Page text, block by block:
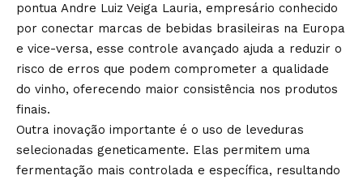
pontua Andre Luiz Veiga Lauria, empresário conhecido
por conectar marcas de bebidas brasileiras na Europa
e vice-versa, esse controle avançado ajuda a reduzir o
risco de erros que podem comprometer a qualidade
do vinho, oferecendo maior consistência nos produtos
finais.
Outra inovação importante é o uso de leveduras
selecionadas geneticamente. Elas permitem uma
fermentação mais controlada e específica, resultando